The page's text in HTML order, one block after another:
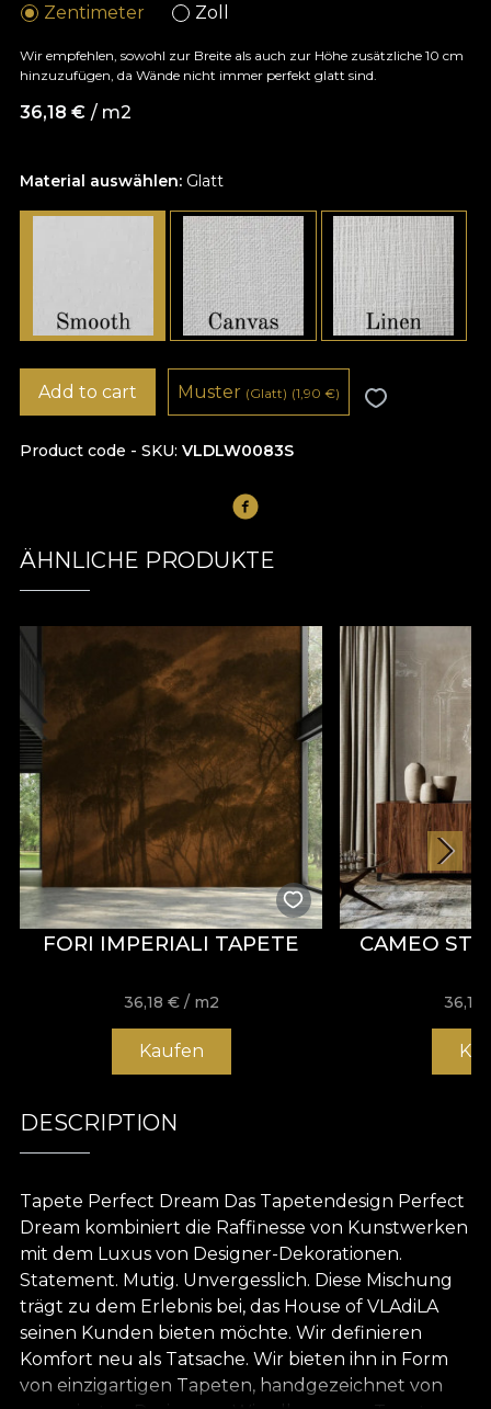
Material auswählen: Glatt
Zentimeter Zoll
Wir empfehlen, sowohl zur Breite als auch zur Höhe zusätzliche 10 cm
hinzuzufügen, da Wände nicht immer perfekt glatt sind.
36,18 € / m2
Product code - SKU VLDLW0083S
Add to cart Muster (Glatt) (1,90 €)
ÄHNLICHE PRODUKTE
FORI IMPERIALI TAPETE
36,18 € / m2
Kaufen
CAMEO
36,18
DESCRIPTION
Tapete Perfect Dream Das Tapetendesign Perfect
Dream kombiniert die Raffinesse von Kunstwerken
mit dem Luxus von Designer-Dekorationen.
Statement. Mutig. Unvergesslich. Diese Mischung
trägt zu dem Erlebnis bei, das House of VLAdiLA
seinen Kunden bieten möchte. Wir definieren
Komfort neu als Tatsache. Wir bieten ihn in Form
von einzigartigen Tapeten, handgezeichnet von